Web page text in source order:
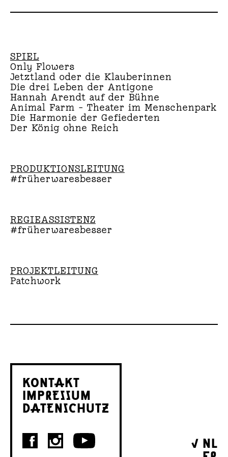
SPIEL
Only Flowers
Jetztland oder die Klauberinnen
Die drei Leben der Antigone
Hannah Arendt auf der Bühne
Animal Farm – Theater im Menschenpark
Die Harmonie der Gefiederten
Der König ohne Reich
PRODUKTIONSLEITUNG
#früherwaresbesser
REGIEASSISTENZ
#früherwaresbesser
PROJEKTLEITUNG
Patchwork
KONTAKT
IMPRESSUM
DATENSCHUTZ
NL